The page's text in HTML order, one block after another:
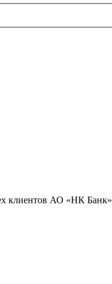
клиентов АО «НК Банк»